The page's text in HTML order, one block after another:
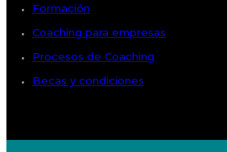
Formación
Coaching para empresas
Procesos de Coaching
Becas y condiciones